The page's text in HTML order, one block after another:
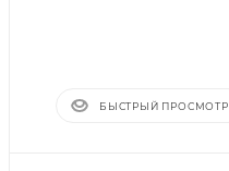
БЫСТРЫЙ ПРОСМОТР